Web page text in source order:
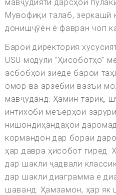
мавҷудияти дарсҳои
Мувофиқи талаб, зеркашӣ
донишҷӯён ё фавран чоп
Барои директория
USU модули "Ҳисоботҳо"
асбобҳои зиёде барои
омор ва арзёбии вазъи
мавҷуданд. Ҳамин тариқ,
интихоби меъёрҳои
нишондиҳандаҳои
кормандон дар бораи
ҳар давра ҳисобот гиред.
дар шакли ҷадвали
дар шакли диаграмма ё
шаванд. Ҳамзамон, ҳар як